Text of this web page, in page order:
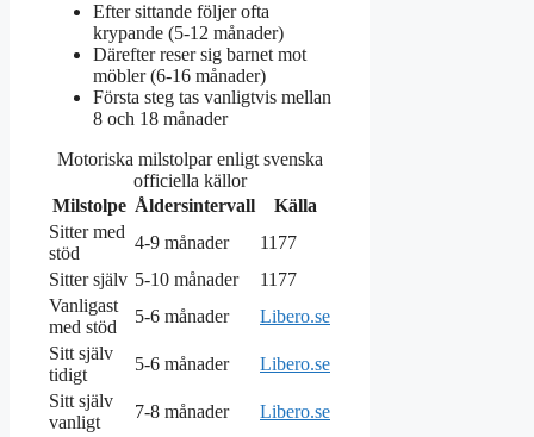
Efter sittande följer ofta
krypande (5-12 månader)
Därefter reser sig barnet mot
möbler (6-16 månader)
Första steg tas vanligtvis mellan
8 och 18 månader
Motoriska milstolpar enligt svenska
officiella källor
Milstolpe Åldersintervall
Källa
Sitter med
stöd
4-9 månader
1177
Sitter själv 5-10 månader
1177
Vanligast
med stöd
5-6 månader
Libero.se
Sitt själv
tidigt
5-6 månader
Libero.se
Sitt själv
vanligt
7-8 månader
Libero.se